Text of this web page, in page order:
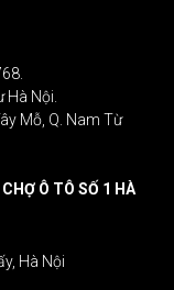
Hà Nội.
Mỗ, Q. Nam Từ
Ô TÔ SỐ 1 HÀ
Hà Nội